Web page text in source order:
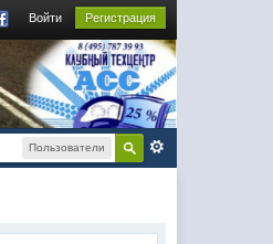
Войти Регистрация
Пользователи